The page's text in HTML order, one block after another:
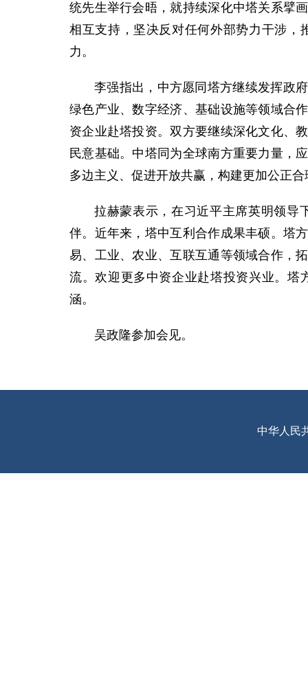
统先生举行会晤，就持续深化中塔关系擘
相互支持，坚决反对任何外部势力干涉，
力。
李强指出，中方愿同塔方继续发挥政
绿色产业、数字经济、基础设施等领域合
资企业赴塔投资。双方要继续深化文化、
民意基础。中塔同为全球南方重要力量，
多边主义、促进开放共赢，构建更加公正
拉赫蒙表示，在习近平主席英明领导
伴。近年来，塔中互利合作成果丰硕。塔
易、工业、农业、互联互通等领域合作，
流。欢迎更多中资企业赴塔投资兴业。塔
涵。
吴政隆参加会见。
中华人民